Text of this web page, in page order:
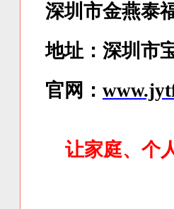
深圳市金燕泰
地址：深圳市
官网：
让家庭、个